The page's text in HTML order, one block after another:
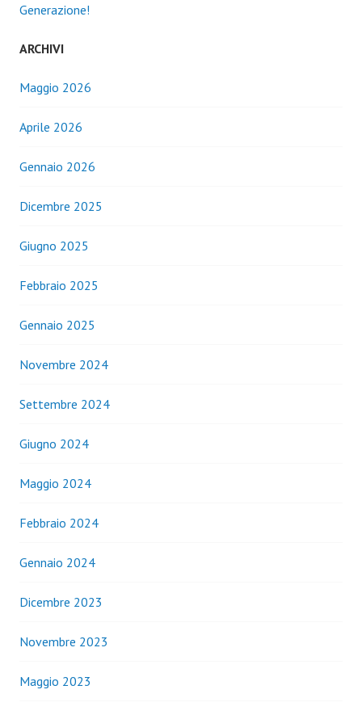
Generazione!
ARCHIVI
Maggio 2026
Aprile 2026
Gennaio 2026
Dicembre 2025
Giugno 2025
Febbraio 2025
Gennaio 2025
Novembre 2024
Settembre 2024
Giugno 2024
Maggio 2024
Febbraio 2024
Gennaio 2024
Dicembre 2023
Novembre 2023
Maggio 2023